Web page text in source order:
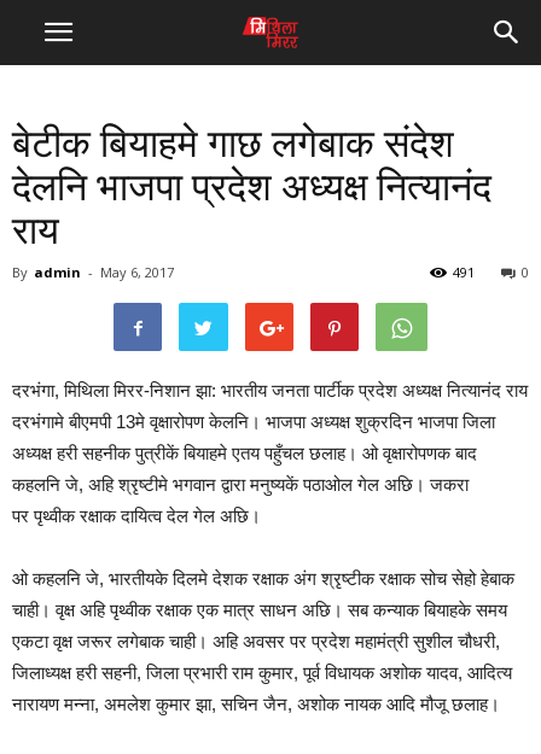
बेटीक बियाहमे गाछ लगेबाक संदेश
देलनि भाजपा प्रदेश अध्यक्ष नित्यानंद
राय
By admin - May 6, 2017 0
491
दरभंगा, मिथिला मिरर-निशान झा: भारतीय जनता पार्टीक प्रदेश अध्यक्ष नित्यानंद राय
दरभंगामे बीएमपी 13मे वृक्षारोपण केलनि। भाजपा अध्यक्ष शुक्रदिन भाजपा जिला
अध्यक्ष हरी सहनीक पुत्रीकें बियाहमे एतय पहुँचल छलाह। ओ वृक्षारोपणक बाद
कहलनि जे, अहि श्रृष्टीमे भगवान द्वारा मनुष्यकें पठाओल गेल अछि। जकरा
पर पृथ्वीक रक्षाक दायित्व देल गेल अछि।
ओ कहलनि जे, भारतीयके दिलमे देशक रक्षाक अंग श्रृष्टीक रक्षाक सोच सेहो हेबाक
चाही। वृक्ष अहि पृथ्वीक रक्षाक एक मात्र साधन अछि। सब कन्याक बियाहके समय
एकटा वृक्ष जरूर लगेबाक चाही। अहि अवसर पर प्रदेश महामंत्री सुशील चौधरी,
जिलाध्यक्ष हरी सहनी, जिला प्रभारी राम कुमार, पूर्व विधायक अशोक यादव, आदित्य
नारायण मन्ना, अमलेश कुमार झा, सचिन जैन, अशोक नायक आदि मौजू छलाह।